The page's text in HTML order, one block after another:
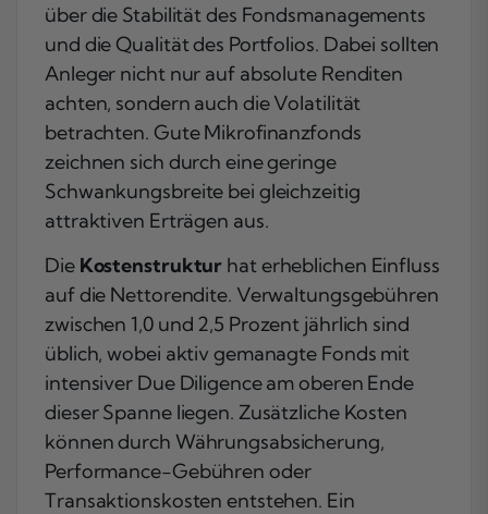
über die Stabilität des Fondsmanagements
und die Qualität des Portfolios. Dabei sollten
Anleger nicht nur auf absolute Renditen
achten, sondern auch die Volatilität
betrachten. Gute Mikrofinanzfonds
zeichnen sich durch eine geringe
Schwankungsbreite bei gleichzeitig
attraktiven Erträgen aus.
Die Kostenstruktur hat erheblichen Einfluss
auf die Nettorendite. Verwaltungsgebühren
zwischen 1,0 und 2,5 Prozent jährlich sind
üblich, wobei aktiv gemanagte Fonds mit
intensiver Due Diligence am oberen Ende
dieser Spanne liegen. Zusätzliche Kosten
können durch Währungsabsicherung,
Performance-Gebühren oder
Transaktionskosten entstehen. Ein